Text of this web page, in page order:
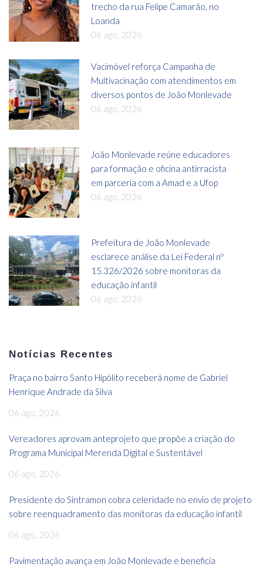
trecho da rua Felipe Camarão, no
Loanda
06 ago, 2026
Vacimóvel reforça Campanha de
Multivacinação com atendimentos em
diversos pontos de João Monlevade
06 ago, 2026
João Monlevade reúne educadores
para formação e oficina antirracista
em parceria com a Amad e a Ufop
06 ago, 2026
Prefeitura de João Monlevade
esclarece análise da Lei Federal nº
15.326/2026 sobre monitoras da
educação infantil
06 ago, 2026
Notícias Recentes
Praça no bairro Santo Hipólito receberá nome de Gabriel
Henrique Andrade da Silva
06 ago, 2026
Vereadores aprovam anteprojeto que propõe a criação do
Programa Municipal Merenda Digital e Sustentável
06 ago, 2026
Presidente do Sintramon cobra celeridade no envio de projeto
sobre reenquadramento das monitoras da educação infantil
06 ago, 2026
Pavimentação avança em João Monlevade e beneficia